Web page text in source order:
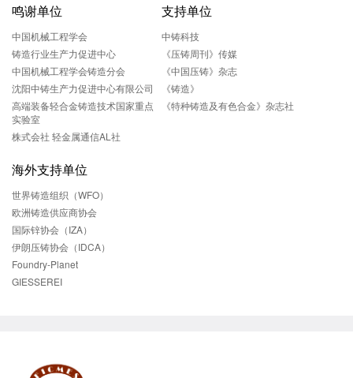
鸣谢单位
中国机械工程学会
铸造行业生产力促进中心
中国机械工程学会铸造分会
沈阳中铸生产力促进中心有限公司
高端装备轻合金铸造技术国家重点
实验室
株式会社 轻金属通信AL社
支持单位
中铸科技
《压铸周刊》传媒
《中国压铸》杂志
《铸造》
《特种铸造及有色合金》杂志社
海外支持单位
世界铸造组织（WFO）
欧洲铸造供应商协会
国际锌协会（IZA）
伊朗压铸协会（IDCA）
Foundry-Planet
GIESSEREI